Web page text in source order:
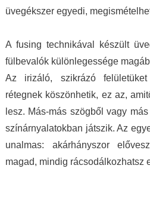
üvegékszer egyedi,
A fusing technikával készült
fülbevalók különlegessége
Az irizáló, szikrázó
rétegnek köszönhetik, ez az,
lesz. Más-más szögből vagy
színárnyalatokban játszik. Az
unalmas: akárhányszor
magad, mindig rácsodálkozhatsz